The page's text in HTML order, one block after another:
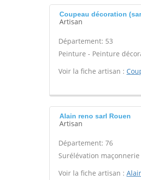
Coupeau décoration
Artisan
Département: 53
Peinture - Peinture
Voir la fiche artisan :
Alain reno sarl Rouen
Artisan
Département: 76
Surélévation maçonnerie
Voir la fiche artisan :